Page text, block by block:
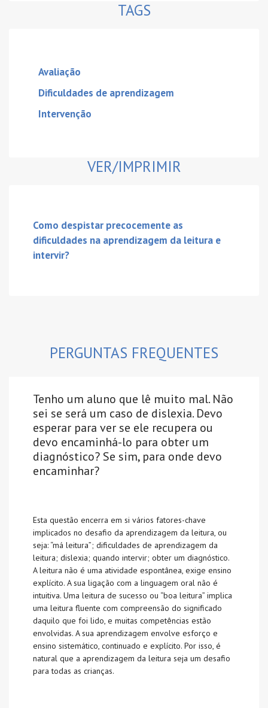
TAGS
Avaliação
Dificuldades de aprendizagem
Intervenção
VER/IMPRIMIR
Como despistar precocemente as
dificuldades na aprendizagem da leitura e
intervir?
PERGUNTAS FREQUENTES
Tenho um aluno que lê muito mal. Não
sei se será um caso de dislexia. Devo
esperar para ver se ele recupera ou
devo encaminhá-lo para obter um
diagnóstico? Se sim, para onde devo
encaminhar?
Esta questão encerra em si vários fatores-chave
implicados no desafio da aprendizagem da leitura, ou
seja: “má leitura”; dificuldades de aprendizagem da
leitura; dislexia; quando intervir; obter um diagnóstico.
A leitura não é uma atividade espontânea, exige ensino
explícito. A sua ligação com a linguagem oral não é
intuitiva. Uma leitura de sucesso ou “boa leitura” implica
uma leitura fluente com compreensão do significado
daquilo que foi lido, e muitas competências estão
envolvidas. A sua aprendizagem envolve esforço e
ensino sistemático, continuado e explícito. Por isso, é
natural que a aprendizagem da leitura seja um desafio
para todas as crianças.